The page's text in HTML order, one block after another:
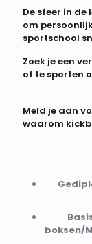
De sfeer in de
om
sportschool
Zoek je een
of te sporten
Meld je aan
waarom
boksen/